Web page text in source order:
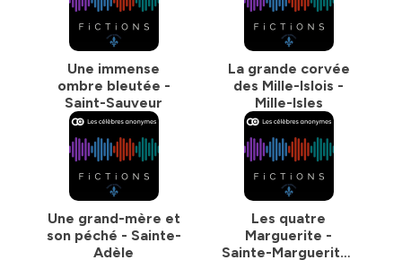
Une immense
ombre bleutée -
Saint-Sauveur
La grande corvée
des Mille-Islois -
Mille-Isles
Une grand-mère et
son péché - Sainte-
Adèle
Les quatre
Marguerite -
Sainte-Marguerite-